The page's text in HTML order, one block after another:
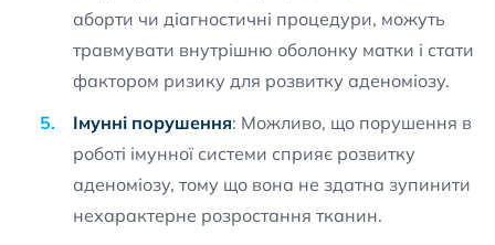
аборти чи діагностичні процедури, можуть
травмувати внутрішню оболонку матки і стати
фактором ризику для розвитку аденоміозу.
Імунні порушення: Можливо, що порушення в
роботі імунної системи сприяє розвитку
аденоміозу, тому що вона не здатна зупинити
нехарактерне розростання тканин.